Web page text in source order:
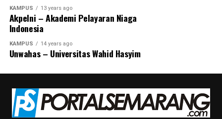
dengan Yamaha NMAX yang memang hadir jauh lebih
dulu. Bahkan Yamaha NMAX bisa disebut sebagai
pelopor skutik di Indonesia. Yamaha NMAX sendiri juga
disebut-sebut sebagai penguasa motor matic di kelas
150cc. Lantas, jika dibandingkan keduanya, apakah
banyak?
Perbandingan NMAX dan
KAMPUS 13 years ago
Akpelni – Akademi Pelayaran Niaga
Indonesia
KAMPUS 14 years ago
Unwahas – Universitas Wahid Hasyim